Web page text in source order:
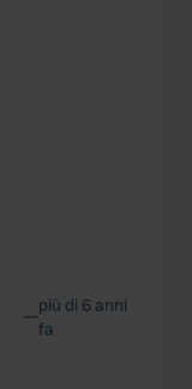
—più di 6 anni
fa